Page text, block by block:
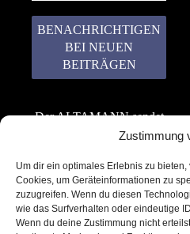
Zustimmung
Um dir ein optimales Erlebnis zu
Cookies, um Geräteinformationen zu
zuzugreifen. Wenn du diesen
wie das Surfverhalten oder eindeutige
Wenn du deine Zustimmung nicht
Der ALTAMANN sendet
keinen Spam! Er gibt
weiter. Erfahre mehr in
unserer
Datenschutzerklärung.